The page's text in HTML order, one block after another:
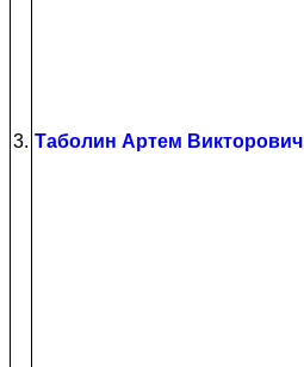
3. Таболин Артем Викторович